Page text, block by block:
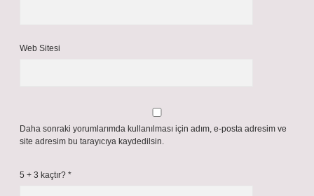
Web Sitesi
Daha sonraki yorumlarımda kullanılması için adım, e-posta adresim ve
site adresim bu tarayıcıya kaydedilsin.
5 + 3 kaçtır? *